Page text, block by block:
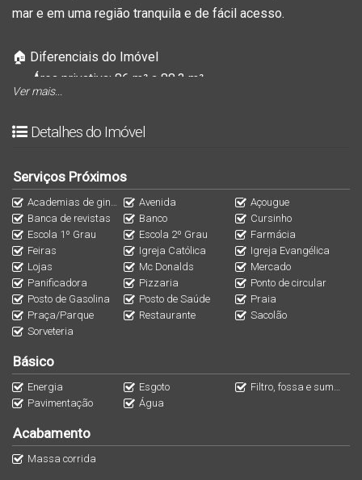
mar e em uma região tranquila e de fácil acesso.
🏠 Diferenciais do Imóvel
Área privativa: 86 m² a 88,3 m²
1 suíte + 2 quartos
conforto.
Infraestrutura para ar-condicionado: comodidade para
dias quentes.
2 vagas de garagemem gaveta: praticidade e segurança
para seus veículos.
📌 Endereço
Itajuba, Barra Velha, SC, CEP: 88390-000.
🌟 Por que escolher este imóvel?
Além de estar próximo à praia, o apartamento oferece um
excelente custo-benefício, acabamentos de qualidade e
uma localização que combina tranquilidade e conveniência.
Ideal tanto para morar quanto para investir!
Ver mais...
Detalhes do Imóvel
Serviços Próximos
Academias de ginástica Avenida
Açougue
Banca de revistas
Banco
Cursinho
Escola 1º Grau
Escola 2º Grau
Farmácia
Feiras
Igreja Católica
Igreja Evangélica
Lojas
Mc Donalds
Mercado
Panificadora
Pizzaria
Ponto de circular
Posto de Gasolina
Posto de Saúde
Praia
Praça/Parque
Restaurante
Sacolão
Sorveteria
Básico
Energia Esgoto
Filtro, fossa e sumidouro
Pavimentação
Água
Acabamento
Massa corrida